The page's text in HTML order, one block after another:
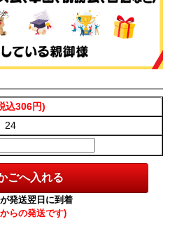
込306円)
発送翌日に到着
らの発送です)